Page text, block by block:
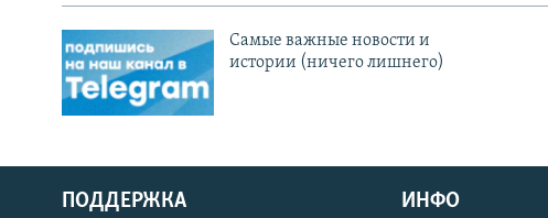
Cамые важные новости и
истории (ничего лишнего)
ПОДДЕРЖКА ИНФО